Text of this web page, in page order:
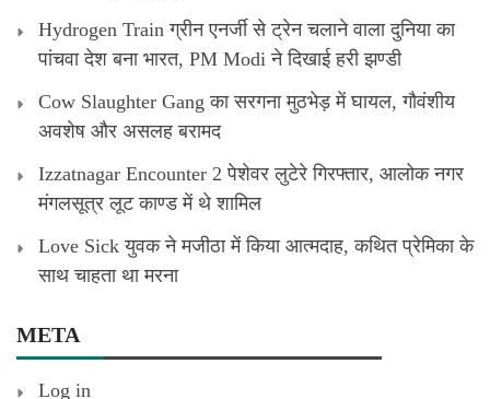
Hydrogen Train ग्रीन एनर्जी से ट्रेन चलाने वाला दुनिया का
पांचवा देश बना भारत, PM Modi ने दिखाई हरी झण्डी
Cow Slaughter Gang का सरगना मुठभेड़ में घायल, गौवंशीय
अवशेष और असलह बरामद
Izzatnagar Encounter 2 पेशेवर लुटेरे गिरफ्तार, आलोक नगर
मंगलसूत्र लूट काण्‍ड में थे शामिल
Love Sick युवक ने मजीठा में किया आत्मदाह, कथित प्रेमिका के
साथ चाहता था मरना
META
Log in